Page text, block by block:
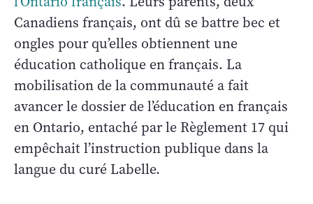
Canadiens français, ont dû se battre bec et
ongles pour qu’elles obtiennent une
éducation catholique en français. La
mobilisation de la communauté a fait
avancer le dossier de l’éducation en français
en Ontario, entaché par le Règlement 17 qui
empêchait l’instruction publique dans la
langue du curé Labelle.